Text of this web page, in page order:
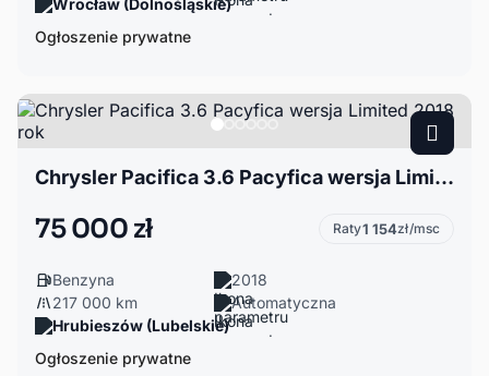
Wrocław (Dolnośląskie)
Ogłoszenie prywatne
Chrysler Pacifica 3.6 Pacyfica wersja Limited 2018 rok
75 000 zł Raty1 154zł/msc
Benzyna
2018
217 000 km
Automatyczna
Hrubieszów (Lubelskie)
Ogłoszenie prywatne